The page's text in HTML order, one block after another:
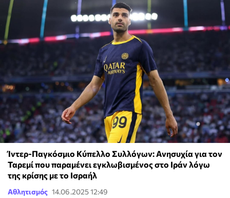
Ίντερ-Παγκόσμιο Κύπελλο Συλλόγων: Ανησυχία για τον
Ταρεμί που παραμένει εγκλωβισμένος στο Ιράν λόγω
της κρίσης με το Ισραήλ
Αθλητισμός 14.06.2025 12:49